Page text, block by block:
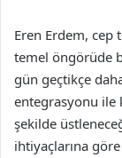
Eren Erdem, cep
temel öngörüde
gün geçtikçe
entegrasyonu ile
şekilde
ihtiyaçlarına